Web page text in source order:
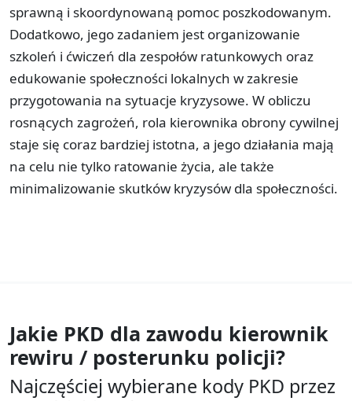
sprawną i skoordynowaną pomoc poszkodowanym.
Dodatkowo, jego zadaniem jest organizowanie
szkoleń i ćwiczeń dla zespołów ratunkowych oraz
edukowanie społeczności lokalnych w zakresie
przygotowania na sytuacje kryzysowe. W obliczu
rosnących zagrożeń, rola kierownika obrony cywilnej
staje się coraz bardziej istotna, a jego działania mają
na celu nie tylko ratowanie życia, ale także
minimalizowanie skutków kryzysów dla społeczności.
Jakie PKD dla zawodu kierownik
rewiru / posterunku policji?
Najczęściej wybierane kody PKD przez